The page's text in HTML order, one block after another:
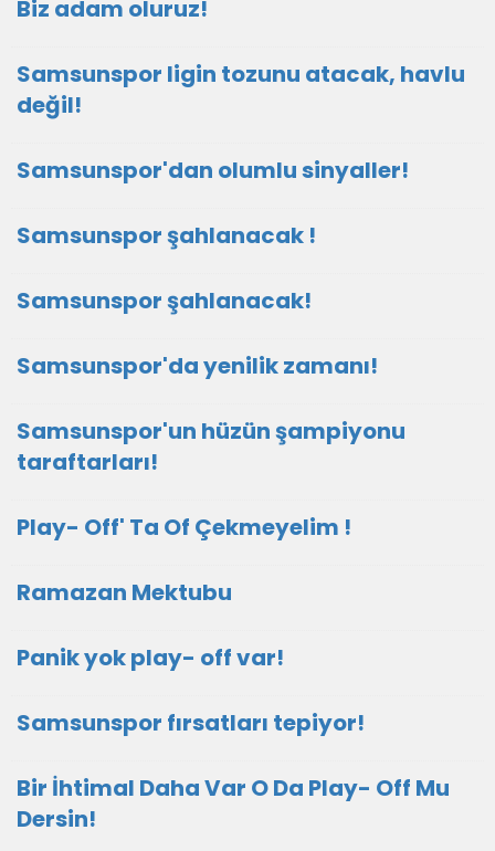
Biz adam oluruz!
Samsunspor ligin tozunu atacak, havlu
değil!
Samsunspor'dan olumlu sinyaller!
Samsunspor şahlanacak !
Samsunspor şahlanacak!
Samsunspor'da yenilik zamanı!
Samsunspor'un hüzün şampiyonu
taraftarları!
Play- Off' Ta Of Çekmeyelim !
Ramazan Mektubu
Panik yok play- off var!
Samsunspor fırsatları tepiyor!
Bir İhtimal Daha Var O Da Play- Off Mu
Dersin!